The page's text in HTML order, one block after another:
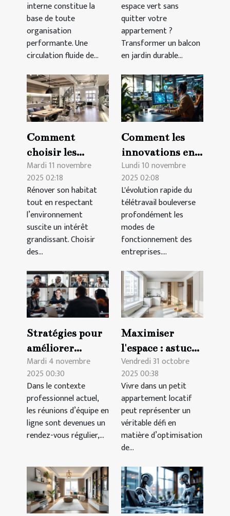
interne constitue la
base de toute
organisation
performante. Une
circulation fluide de...
espace vert sans
quitter votre
appartement ?
Transformer un balcon
en jardin durable...
Comment
choisir les
matériaux
écologiques pour
une rénovation
durable ?
Mardi 11 novembre
2025 02:18
Rénover son habitat
tout en respectant
l’environnement
suscite un intérêt
grandissant. Choisir
des...
Comment les
innovations en
télétravail
transforment-
elles les
pratiques
d'entreprise ?
Lundi 10 novembre
2025 02:08
L'évolution rapide du
télétravail bouleverse
profondément les
modes de
fonctionnement des
entreprises....
Stratégies pour
améliorer
l'efficacité des
réunions
d'équipe en ligne
Mardi 4 novembre
2025 00:30
Dans le contexte
professionnel actuel,
les réunions d’équipe en
ligne sont devenues un
rendez-vous régulier,...
Maximiser
l'espace : astuces
pour petits
appartements
locatifs
Vendredi 31 octobre
2025 00:38
Vivre dans un petit
appartement locatif
peut représenter un
véritable défi en
matière d’optimisation
de...